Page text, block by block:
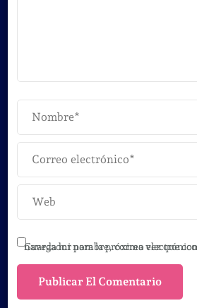
Guarda mi nombre, correo electrónico y web en este navegador para la próxima